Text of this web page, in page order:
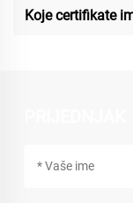
Koje certifikate